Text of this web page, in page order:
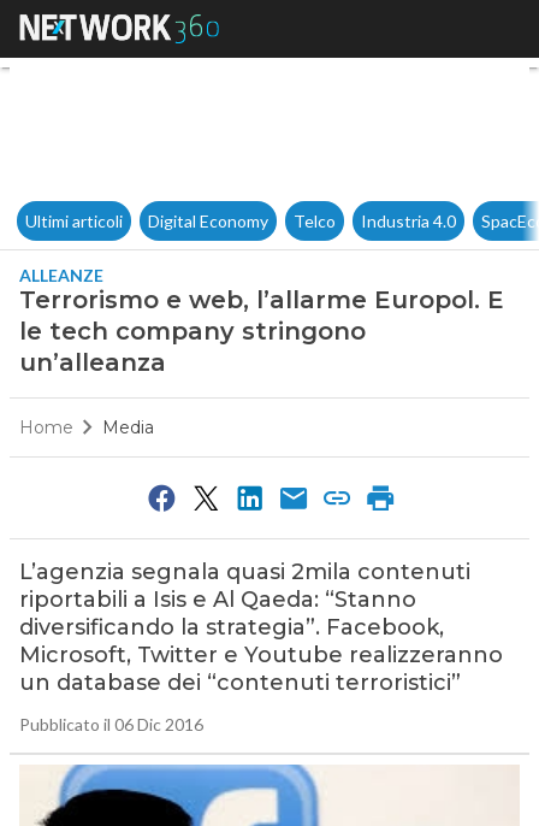
Terrorismo e web, l’allarme
Ultimi articoli Digital Economy Telco Industria 4.0
ALLEANZE
Terrorismo e web, l’allarme Europol. E
le tech company stringono
un’alleanza
Home Media
L’agenzia segnala quasi 2mila contenuti
riportabili a Isis e Al Qaeda: “Stanno
diversificando la strategia”. Facebook,
Microsoft, Twitter e Youtube realizzeranno
un database dei “contenuti terroristici”
Pubblicato il 06 Dic 2016